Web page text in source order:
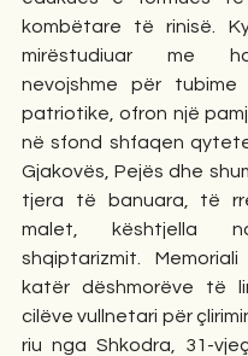
kombëtare të rinisë.
mirëstudiuar me
nevojshme për
patriotike, ofron një
në sfond shfaqen
Gjakovës, Pejës dhe
tjera të banuara, të
malet, kështjella
shqiptarizmit.
katër dëshmorëve të
cilëve vullnetari për
riu nga Shkodra, 31-